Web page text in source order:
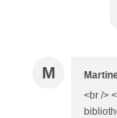
M
<br />